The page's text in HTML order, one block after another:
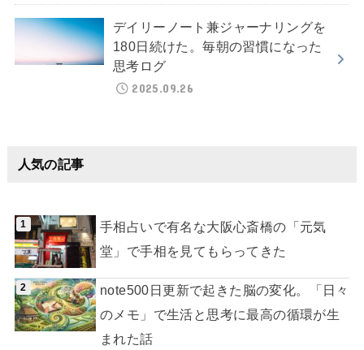
デイリーノート兼ジャーナリングを
180日続けた。毎朝の習慣になった
思考ログ
2025.09.26
人気の記事
手相占いで有名な大阪心斎橋の「元気
堂」で手相を見てもらってきた
note500日更新で起きた脳の変化。「日々
のメモ」で生活と思考に最高の循環が生
まれた話